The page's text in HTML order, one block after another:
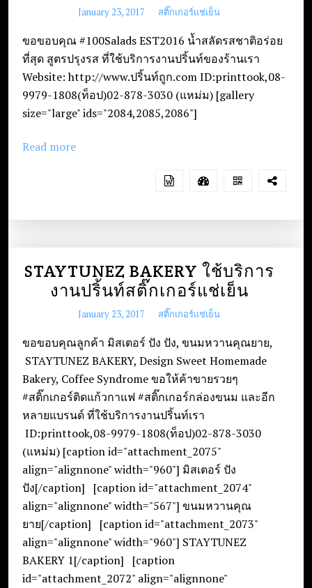
January 23, 2017 สติ๊กเกอร์แช่เย็น
ขอขอบคุณ #100Salads EST2016 น้ำสลัดรสชาติอร่อย
ที่สุด สูตรปรุงรส ที่ใช้บริการงานปริ้นท์ของร้านเรา
Website: http://www.ปริ้นท์ถูก.com ID:printtook,08-
9979-1808(ท็อป)02-878-3030 (แหม่ม) [gallery
size="large" ids="2084,2085,2086"]
Read more
STAYTUNEZ BAKERY ใช้บริการ
งานปริ้นท์สติ๊กเกอร์แช่เย็น
January 23, 2017 สติ๊กเกอร์แช่เย็น
ขอขอบคุณลูกค้า มิสเตอร์ ปัง ปัง, ขนมหวานคุณยาย,
STAYTUNEZ BAKERY, Design Sweet Homemade
Bakery, Coffee Syndrome ขอให้ค้าขายรวยๆ
#สติ๊กเกอร์ติดแก้วกาแฟ #สติ๊กเกอร์กล่องขนม และอีก
หลายแบรนด์ ที่ใช้บริการงานปริ้นท์เรา
ID:printtook,08-9979-1808(ท็อป)02-878-3030
(แหม่ม) [caption id="attachment_2075"
align="alignnone" width="960"] มิสเตอร์ ปัง
ปัง[/caption] [caption id="attachment_2074"
align="alignnone" width="567"] ขนมหวานคุณ
ยาย[/caption] [caption id="attachment_2073"
align="alignnone" width="960"] STAYTUNEZ
BAKERY 1[/caption] [caption
id="attachment_2072" align="alignnone"